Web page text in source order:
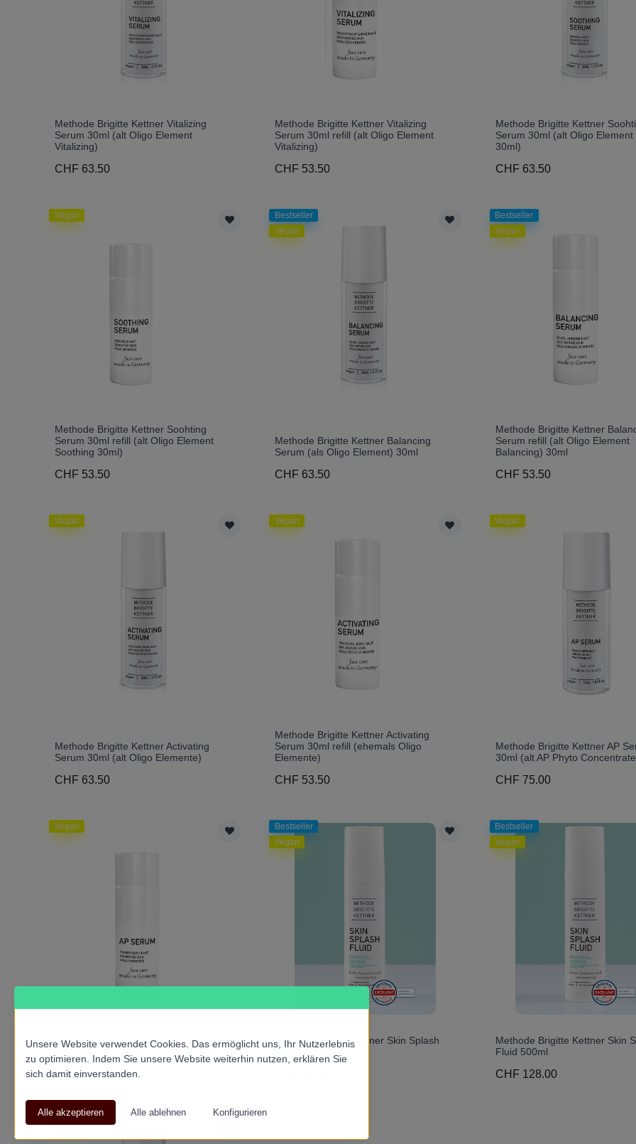
Methode Brigitte Kettner Vitalizing
Serum 30ml (alt Oligo Element
Vitalizing)
CHF 63.50
Methode Brigitte Kettner Vitalizing
Serum 30ml refill (alt Oligo Element
Vitalizing)
CHF 53.50
Methode Brigitte Kettner
Serum 30ml (alt Oligo Element
30ml)
CHF 63.50
Vegan
Methode Brigitte Kettner Soohting
Serum 30ml refill (alt Oligo Element
Soothing 30ml)
CHF 53.50
Bestseller
Vegan
Methode Brigitte Kettner Balancing
Serum (als Oligo Element) 30ml
CHF 63.50
Bestseller
Vegan
Methode Brigitte Kettner
Serum refill (alt Oligo Element
Balancing) 30ml
CHF 53.50
Vegan
Methode Brigitte Kettner Activating
Serum 30ml (alt Oligo Elemente)
CHF 63.50
Vegan
Methode Brigitte Kettner Activating
Serum 30ml refill (ehemals Oligo
Elemente)
CHF 53.50
Vegan
Methode Brigitte Kettner AP
30ml (alt AP Phyto
CHF 75.00
Vegan
Methode Brigitte Kettner AP Serum
CHF 63.00
Bestseller
Vegan
Methode Brigitte Kettner Skin Splash
Fluid 100ml
Bestseller
Vegan
Methode Brigitte Kettner Skin
Fluid 500ml
CHF 128.00
Vegan
Unsere Website verwendet Cookies. Das ermöglicht uns, Ihr Nutzerlebnis
zu optimieren. Indem Sie unsere Website weiterhin nutzen, erklären Sie
sich damit einverstanden.